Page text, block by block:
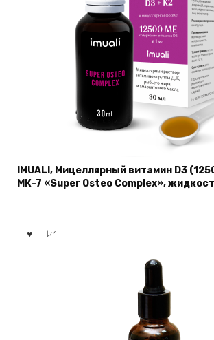
IMUALI, Мицеллярный витамин D3
МК-7 «Super Osteo Complex»,